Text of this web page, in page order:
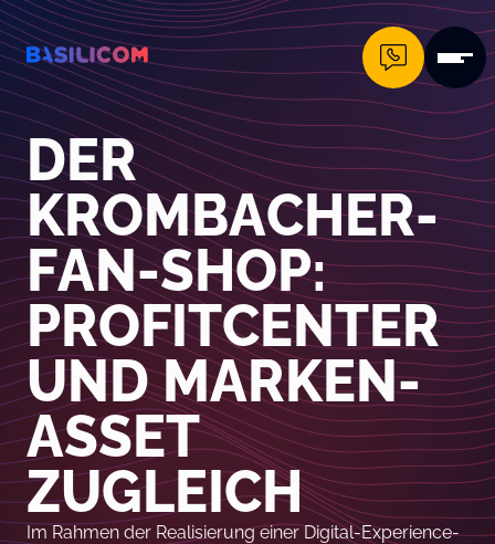
Company Logo von Basilicom GmbH
DER
KROMBACHER-
FAN-SHOP:
PROFITCENTER
UND MARKEN-
ASSET
ZUGLEICH
Im Rahmen der Realisierung einer Digital-Experience-